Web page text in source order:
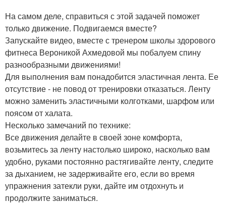
На самом деле, справиться с этой задачей поможет
только движение. Подвигаемся вместе?
Запускайте видео, вместе с тренером школы здорового
фитнеса Вероникой Ахмедовой мы побалуем спину
разнообразными движениями!
Для выполнения вам понадобится эластичная лента. Ее
отсутствие - не повод от тренировки отказаться. Ленту
можно заменить эластичными колготками, шарфом или
поясом от халата.
Несколько замечаний по технике:
Все движения делайте в своей зоне комфорта,
возьмитесь за ленту настолько широко, насколько вам
удобно, руками постоянно растягивайте ленту, следите
за дыханием, не задерживайте его, если во время
упражнения затекли руки, дайте им отдохнуть и
продолжите заниматься.